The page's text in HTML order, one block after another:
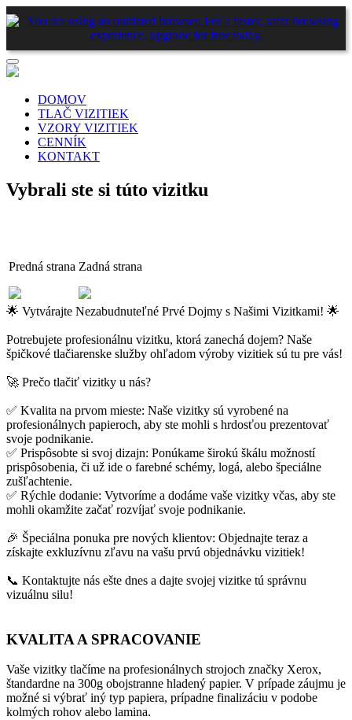
DOMOV
TLAČ VIZITIEK
VZORY VIZITIEK
CENNÍK
KONTAKT
Vybrali ste si túto vizitku
Predná strana Zadná strana
🌟 Vytvárajte Nezabudnuteľné Prvé Dojmy s Našimi Vizitkami! 🌟
Potrebujete profesionálnu vizitku, ktorá zanechá dojem? Naše
špičkové tlačiarenske služby ohľadom výroby vizitiek sú tu pre vás!
🚀 Prečo tlačiť vizitky u nás?
✅ Kvalita na prvom mieste: Naše vizitky sú vyrobené na
profesionálnych papieroch, aby ste mohli s hrdosťou prezentovať
svoje podnikanie.
✅ Prispôsobte si svoj dizajn: Ponúkame širokú škálu možností
prispôsobenia, či už ide o farebné schémy, logá, alebo špeciálne
zušľachtenie.
✅ Rýchle dodanie: Vytvoríme a dodáme vaše vizitky včas, aby ste
mohli okamžite začať rozvíjať svoje podnikanie.
🎉 Špeciálna ponuka pre nových klientov: Objednajte teraz a
získajte exkluzívnu zľavu na vašu prvú objednávku vizitiek!
📞 Kontaktujte nás ešte dnes a dajte svojej vizitke tú správnu
vizuálnu silu!
KVALITA A SPRACOVANIE
Vaše vizitky tlačíme na profesionálnych strojoch značky Xerox,
štandardne na 300g obojstranne hladený papier. V prípade záujmu je
možné si výbrať iný typ papiera, prípadne finalizáciu v podobe
kolmých rohov alebo lamina.